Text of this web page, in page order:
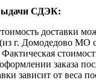
СДЭК:
доставки
(из г. Домодедово МО
заказа
зависит от веса